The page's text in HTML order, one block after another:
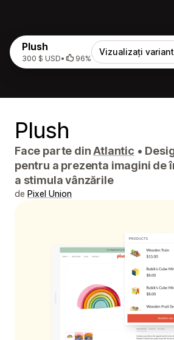
Plush
300 $ USD• 96%
Vizualizați
Plush
Face parte dinAtlantic •
pentru a prezenta imagini de
a stimula vânzările
de Pixel Union